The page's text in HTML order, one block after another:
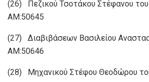
(26) Πεζικού Τσοτάκου Στέφανου
ΑΜ:50645
(27) Διαβιβάσεων Βασιλείου
ΑΜ:50646
(28) Μηχανικού Στέφου Θεοδώρου